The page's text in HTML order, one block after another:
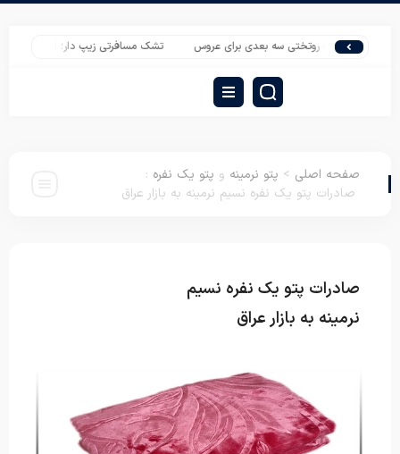
عمده روتختی سه بعدی برای عروس تشک مسافرتی زیپ دار؛ انتخاب کاربردی برای
صفحه اصلی > پتو نرمینه و پتو یک نفره :
صادرات پتو یک نفره نسیم نرمینه به بازار عراق
صادرات پتو یک نفره نسیم
نرمینه به بازار عراق